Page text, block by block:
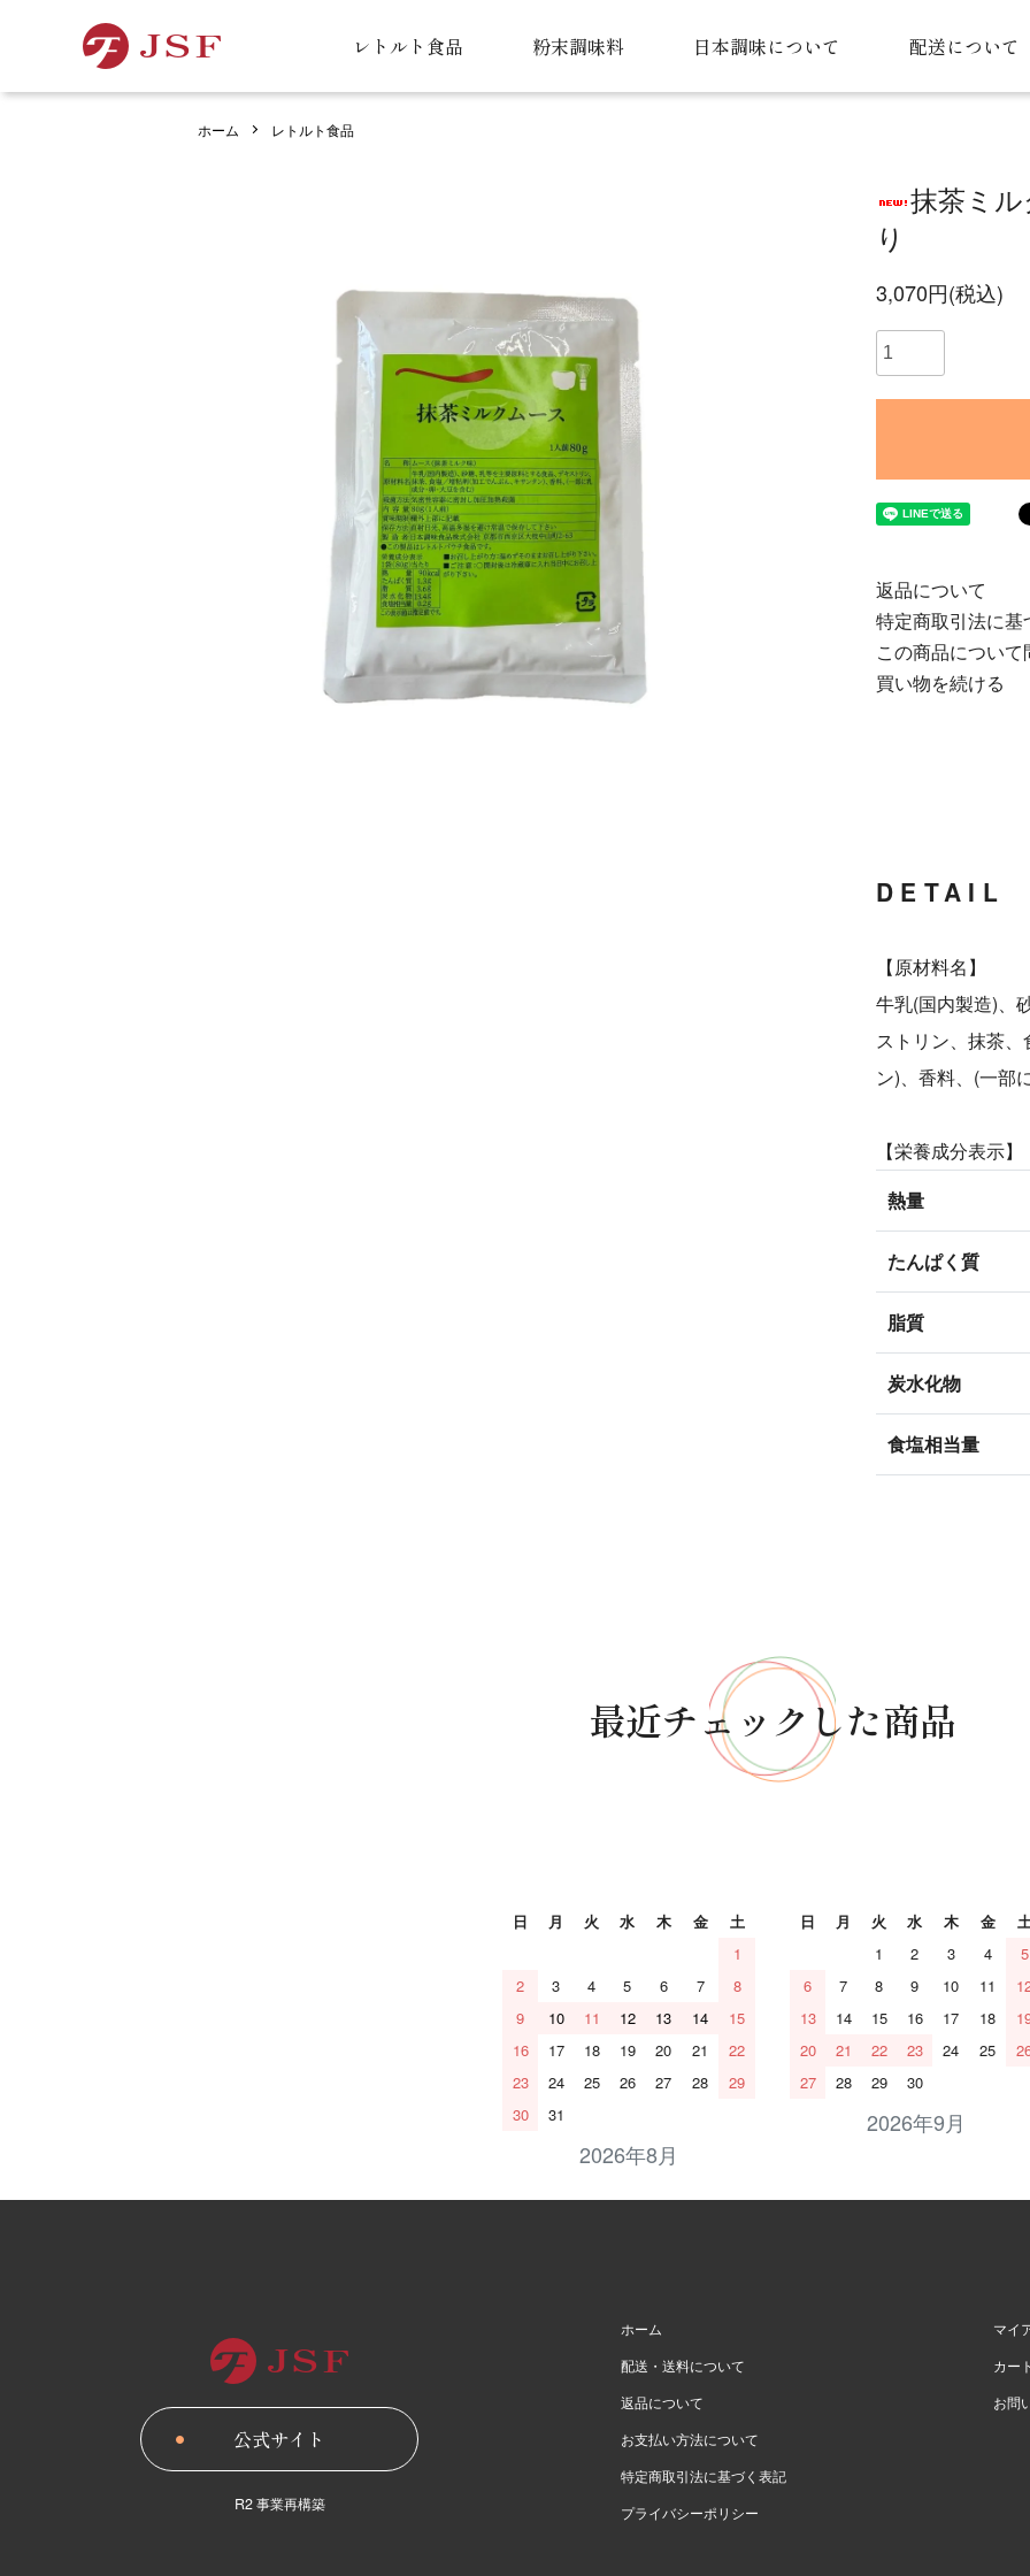
レトルト食品 粉末調味料 日本調味について 配送について
ホーム レトルト食品
抹茶ミ
り
3,070円(税込)
返品について
特定商取引法に基
この商品について
買い物を続ける
【原材料名】
牛乳(国内製造)、
ストリン、抹茶
ン)、香料、(一部
【栄養成分表示
熱量
たんぱく質
脂質
炭水化物
食塩相当量
最近チェックした商品
2026年8月
日 月 火 水 木 金
土
1
2
3 4 5 6 7
8
9
10 11 12 13 14
15
16
17 18 19 20 21
22
23
24 25 26 27 28
29
30
31 2026年9月
日 月 火 水 木 金
1
2 3 4
5
6
7 8 9 10 11
13
14 15 16 17 18
20
21 22 23 24 25
27
28 29 30
公式サイト
R2 事 業 再 構 築
ホーム
配送・送料について
返品について
お支払い方法について
特定商取引法に基づく表記
プライバシーポリシー
マイ
カー
お問